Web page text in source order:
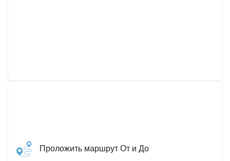
Проложить маршрут От и До